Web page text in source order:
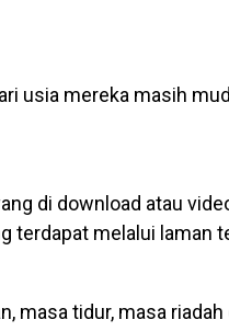
usia mereka masih
di download atau
terdapat melalui laman
masa tidur, masa